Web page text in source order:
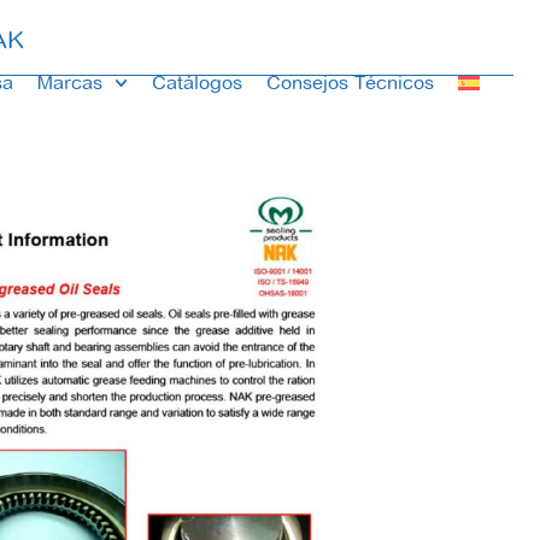
Marcas Catálogos Consejos Técnicos